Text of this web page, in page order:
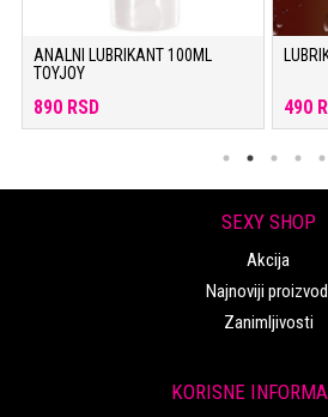
ANALNI LUBRIKANT 100ML
TOYJOY
890 RSD 490
SEXY SHOP
Akcija
Najnoviji
Zanimljivosti
KORISNE